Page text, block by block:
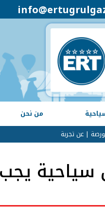
من نحن
مناطق